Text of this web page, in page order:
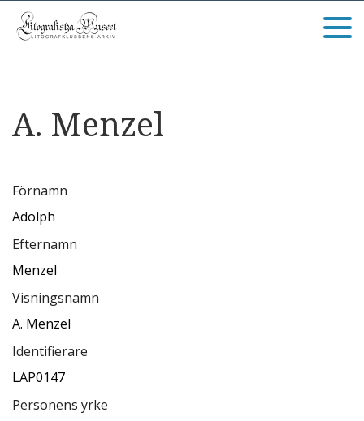
A. Menzel
Förnamn
Adolph
Efternamn
Menzel
Visningsnamn
A. Menzel
Identifierare
LAP0147
Personens yrke